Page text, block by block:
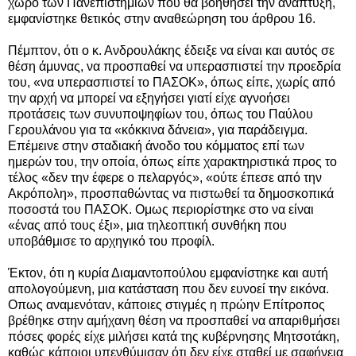
εμφανίστηκε θετικός στην αναθεώρηση του άρθρου 16.
Πέμπτον, ότι ο κ. Ανδρουλάκης έδειξε να είναι και αυτός σε
θέση άμυνας, να προσπαθεί να υπερασπιστεί την προεδρία
του, «να υπερασπιστεί το ΠΑΣΟΚ», όπως είπε, χωρίς από
την αρχή να μπορεί να εξηγήσει γιατί είχε αγνοήσει
προτάσεις των συνυποψηφίων του, όπως του Παύλου
Γερουλάνου για τα «κόκκινα δάνεια», για παράδειγμα.
Επέμεινε στην σταδιακή άνοδο του κόμματος επί των
ημερών του, την οποία, όπως είπε χαρακτηριστικά προς το
τέλος «δεν την έφερε ο πελαργός», «ούτε έπεσε από την
Ακρόπολη», προσπαθώντας να πιστωθεί τα δημοσκοπικά
ποσοστά του ΠΑΣΟΚ. Ομως περιορίστηκε στο να είναι
«ένας από τους έξι», μια τηλεοπτική συνθήκη που
υποβάθμισε το αρχηγικό του προφίλ.
Έκτον, ότι η κυρία Διαμαντοπούλου εμφανίστηκε και αυτή
απολογούμενη, μια κατάσταση που δεν ευνοεί την εικόνα.
Οπως αναμενόταν, κάποιες στιγμές η πρώην Επίτροπος
βρέθηκε στην αμήχανη θέση να προσπαθεί να απαριθμήσει
πόσες φορές είχε μιλήσει κατά της κυβέρνησης Μητσοτάκη,
καθώς κάποιοι υπενθύμισαν ότι δεν είχε σταθεί με σαφήνεια